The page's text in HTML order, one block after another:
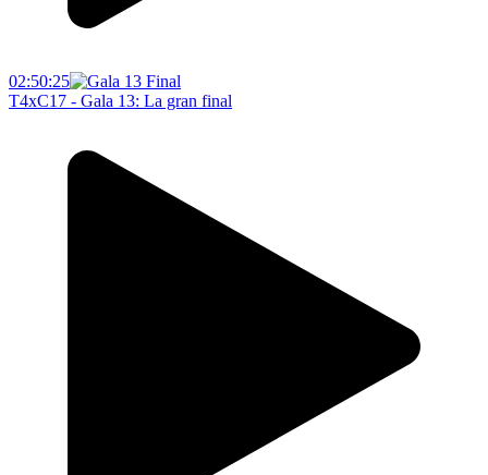
02:50:25
T4xC17 - Gala 13: La gran final